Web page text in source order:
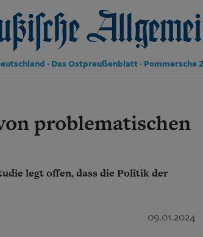
Zeitung
· Das Ostpreußenblatt · Pommersche
Wirtschaft
Geschichte
problematischen
legt offen, dass die Politik der
09.01.2024